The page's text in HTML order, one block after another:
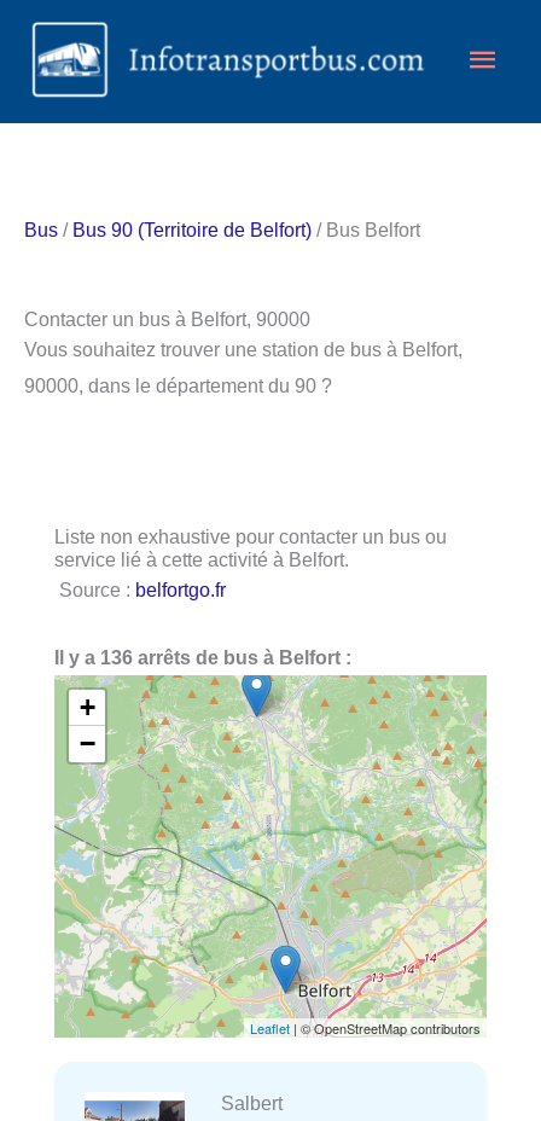
Aller
contenu
Bus / Bus 90 (Territoire de Belfort) / Bus Belfort
Contacter un bus à Belfort, 90000
Vous souhaitez trouver une station de bus à Belfort,
90000, dans le département du 90 ?
Liste non exhaustive pour contacter un bus ou
service lié à cette activité à Belfort.
Source : belfortgo.fr
Il y a 136 arrêts de bus à Belfort :
+
−
Leaflet| © OpenStreetMap contributors
Salbert